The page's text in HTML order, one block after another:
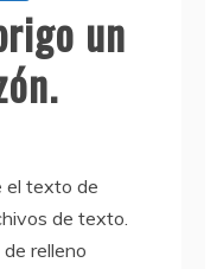
un
el texto de
de texto.
relleno